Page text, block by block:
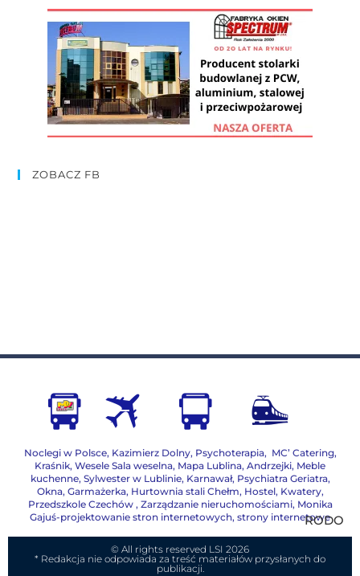
ZOBACZ FB
Noclegi w Polsce, Kazimierz Dolny, Psychoterapia, MC’ Catering,
Kraśnik, Wesele Sala weselna, Mapa Lublina, Andrzejki, Meble
kuchenne, Sylwester w Lublinie, Karnawał, Psychiatra Geriatra,
Okna, Garmażerka, Hurtownia stali Chełm, Hostel, Kwatery,
Przedszkole Czechów , Zarządzanie nieruchomościami, Monika
Gajuś-projektowanie stron internetowych, strony internetowe
RODO
© All rights reserved LSI 2026
* Redakcja nie odpowiada za treść materiałów przysłanych do
publikacji.